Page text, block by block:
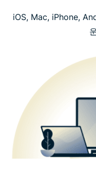
iOS, Mac, iPhone,